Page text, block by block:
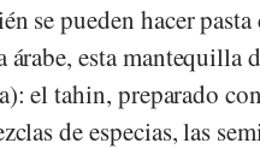
se pueden hacer
árabe, esta mantequilla
el tahin, preparado
de especias, las